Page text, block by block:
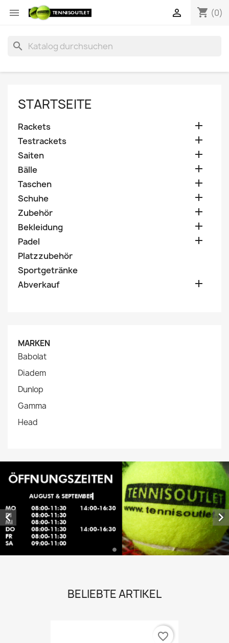
 shopping_cart (0)

search
STARTSEITE
Rackets 
Testrackets 
Saiten 
Bälle 
Taschen 
Schuhe 
Zubehör 
Bekleidung 
Padel 
Platzzubehör
Sportgetränke
Abverkauf

MARKEN
Babolat
Diadem
Dunlop
Gamma
Head
 
BELIEBTE ARTIKEL
favorite_border